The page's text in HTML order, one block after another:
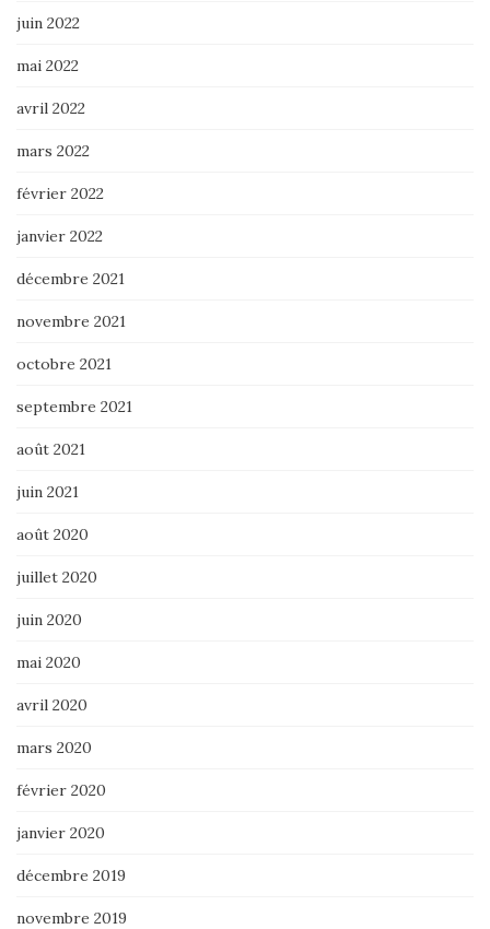
juin 2022
mai 2022
avril 2022
mars 2022
février 2022
janvier 2022
décembre 2021
novembre 2021
octobre 2021
septembre 2021
août 2021
juin 2021
août 2020
juillet 2020
juin 2020
mai 2020
avril 2020
mars 2020
février 2020
janvier 2020
décembre 2019
novembre 2019